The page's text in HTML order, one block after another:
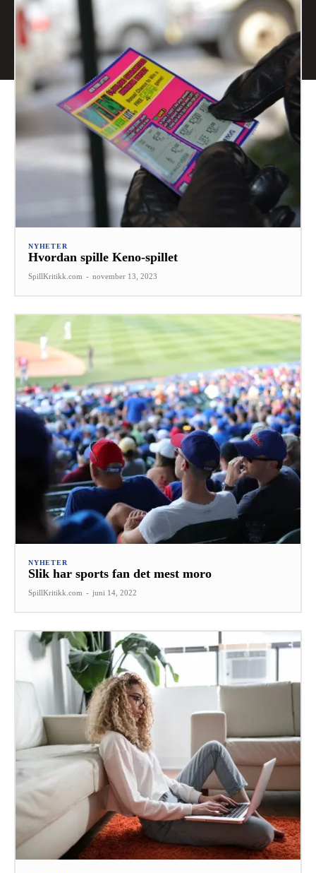
NYHETER
Hvordan spille Keno-spillet
SpillKritikk.com - november 13, 2023
NYHETER
Slik har sports fan det mest moro
SpillKritikk.com - juni 14, 2022